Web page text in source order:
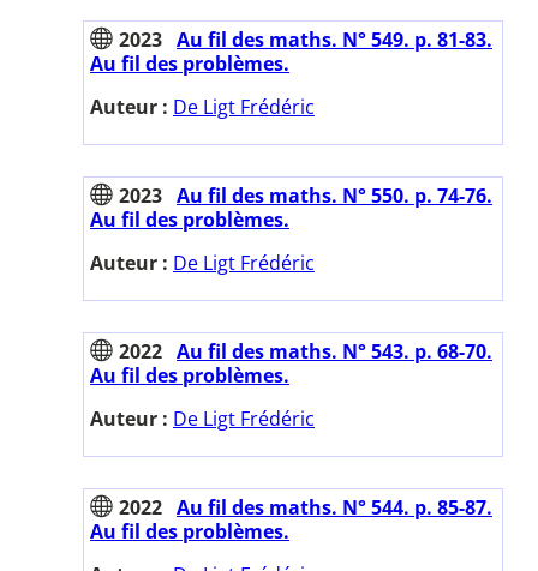
2023 Au fil des maths. N° 549. p. 81-83.
Au fil des problèmes.
Auteur : De Ligt Frédéric
2023 Au fil des maths. N° 550. p. 74-76.
Au fil des problèmes.
Auteur : De Ligt Frédéric
2022 Au fil des maths. N° 543. p. 68-70.
Au fil des problèmes.
Auteur : De Ligt Frédéric
2022 Au fil des maths. N° 544. p. 85-87.
Au fil des problèmes.